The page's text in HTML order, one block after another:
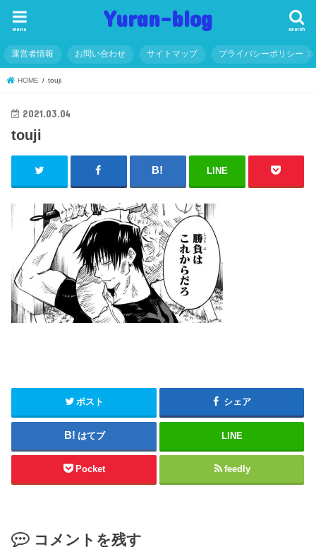
Yuran-blog search
menu
運営者情報 お問い合わせ サイトマップ プライバシーポリシー
HOME touji
2021.03.04
touji
LINE
ポスト シェア
はてブ LINE
Pocket feedly
コメントを残す